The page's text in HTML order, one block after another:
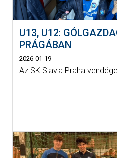
U13, U12:
PRÁGÁBAN
2026-01-19
Az SK Slavia Praha